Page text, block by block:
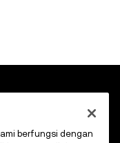
berfungsi dengan